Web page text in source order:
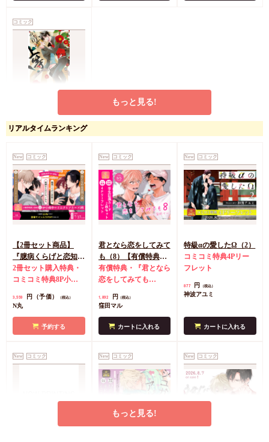
コミック
770 円（税込）
KINACO
カートに入れる
もっと見る!
リアルタイムランキング
New コミック
【2冊セット商品】
『臆病くらげと恋知ら
ず【有償】+柴崎さん
のケモノみち【有
約キャンペーン(抽■
2冊セット購入特典・
コミコミ特典8P小冊
2枚
有償特典・『臆病
となの公式同人誌
償特典・『柴崎さんの
アクリルカードキーホ
店舗共通特典ペ
3,559 円（予価） （税込）
N丸
予約する
New コミック
君となら恋をしてみて
も（8）【有償特典・
学生証風カード2枚セ
ット】
有償特典・『君となら
恋をしてみても
ド2枚セット
1,892 円 （税込）
窪田マル
カートに入れる
New コミック
特級αの愛したΩ（2）
コミコミ特典4Pリー
フレット
877 円 （税込）
神波アユミ
カートに入れる
New コミック New コミック New コミック
もっと見る!